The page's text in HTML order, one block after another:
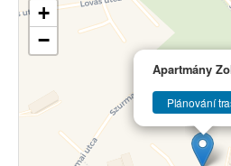
Apartmány
Plánování
+
−